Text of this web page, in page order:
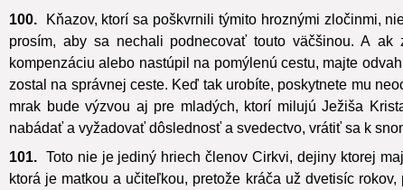
100.
Kňazov, ktorí sa poškvrnili týmito hroznými zločinmi,
prosím, aby sa nechali podnecovať touto väčšinou. A
kompenzáciu alebo nastúpil na pomýlenú cestu, majte
zostal na správnej ceste. Keď tak urobíte, poskytnete mu
mrak bude výzvou aj pre mladých, ktorí milujú Ježiša
nabádať a vyžadovať dôslednosť a svedectvo, vrátiť sa k
101.
Toto nie je jediný hriech členov Cirkvi, dejiny ktorej
ktorá je matkou a učiteľkou, pretože kráča už dvetisíc